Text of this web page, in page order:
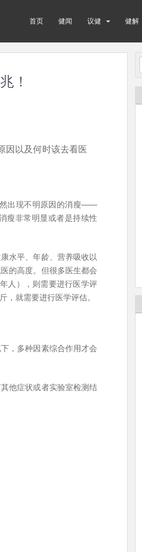
首页 健闻 议健 健解
！
因以及何时该去看医
然出现不明原因的消瘦——
瘦非常明显或者是持续性
水平、年龄、营养吸收以
的高度。但很多医生都会
人），则需要进行医学评
就需要进行医学评估。
，多种因素综合作用才会
他症状或者实验室检测结